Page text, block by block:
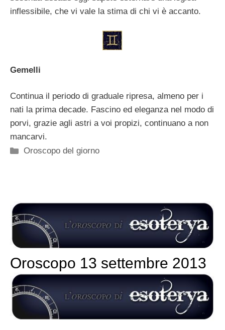
inflessibile, che vi vale la stima di chi vi è accanto.
Gemelli
Continua il periodo di graduale ripresa, almeno per i
nati la prima decade. Fascino ed eleganza nel modo di
porvi, grazie agli astri a voi propizi, continuano a non
mancarvi.
Categorie
Oroscopo del giorno
Oroscopo 13 settembre 2013